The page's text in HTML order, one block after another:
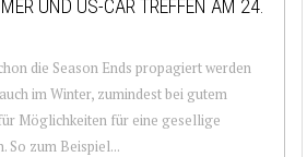
UND US-CAR TREFFEN AM 24.
die Season Ends propagiert werden
im Winter, zumindest bei gutem
Möglichkeiten für eine gesellige
So zum Beispiel...